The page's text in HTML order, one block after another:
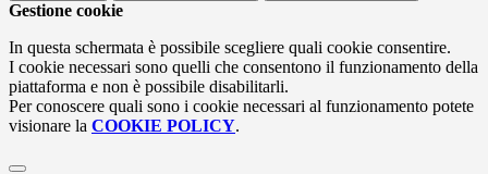
Gestione cookie
In questa schermata è possibile scegliere quali cookie consentire.
I cookie necessari sono quelli che consentono il funzionamento della
piattaforma e non è possibile disabilitarli.
Per conoscere quali sono i cookie necessari al funzionamento potete
visionare la COOKIE POLICY.